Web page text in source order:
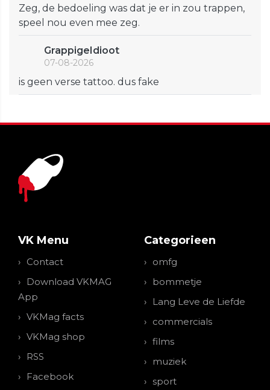
Zeg, de bedoeling was dat je er in zou trappen,
speel nou even mee zeg.
GrappigeIdioot
07-08-2026
is geen verse tattoo. dus fake
VK Menu
Contact
Download VKMAG
App
VKMag facts
VKMag shop
RSS
Facebook
Categorieen
omfg
bommetje
Lang Leve de Liefde
commercials
films
muziek
sport